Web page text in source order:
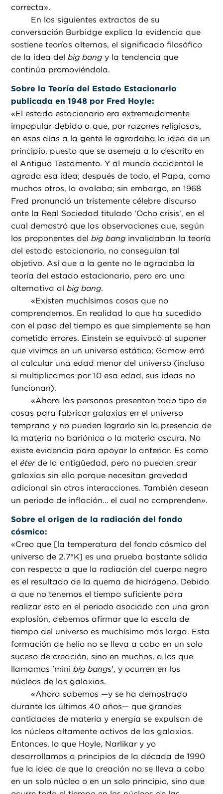
correcta».
En los siguientes extractos de su
conversación Burbidge explica la evidencia que
sostiene teorías alternas, el significado filosófico
de la idea delbig bang y la tendencia que
continúa promoviéndola.
Sobre la Teoría del Estado Estacionario
publicada en 1948 por Fred Hoyle:
«El estado estacionario era extremadamente
impopular debido a que, por razones religiosas,
en esos días a la gente le agradaba la idea de un
principio, puesto que se asemeja a lo descrito en
el Antiguo Testamento. Y al mundo occidental le
agrada esa idea; después de todo, el Papa, como
muchos otros, la avalaba; sin embargo, en 1968
Fred pronunció un tristemente célebre discurso
ante la Real Sociedad titulado ‘Ocho crisis’, en el
cual demostró que las observaciones que, según
los proponentes delbig bang invalidaban la teoría
del estado estacionario, no conseguían tal
objetivo. Así que a la gente no le agradaba la
teoría del estado estacionario, pero era una
alternativa albig bang.
«Existen muchísimas cosas que no
comprendemos. En realidad lo que ha sucedido
con el paso del tiempo es que simplemente se han
cometido errores. Einstein se equivocó al suponer
que vivimos en un universo estático; Gamow erró
al calcular una edad menor del universo (incluso
si multiplicamos por 10 esa edad, sus ideas no
funcionan).
«Ahora las personas presentan todo tipo de
cosas para fabricar galaxias en el universo
temprano y no pueden lograrlo sin la presencia de
la materia no bariónica o la materia oscura. No
existe evidencia para apoyar lo anterior. Es como
eléterde la antigüedad, pero no pueden crear
galaxias sin ello porque necesitan gravedad
adicional sin otras interacciones. También desean
un periodo de inflación… el cual no comprenden».
Sobre el origen de la radiación del fondo
cósmico:
«Creo que [la temperatura del fondo cósmico del
universo de 2.7°K] es una prueba bastante sólida
con respecto a que la radiación del cuerpo negro
es el resultado de la quema de hidrógeno. Debido
a que no tenemos el tiempo suficiente para
realizar esto en el periodo asociado con una gran
explosión, debemos afirmar que la escala de
tiempo del universo es muchísimo más larga. Esta
formación de helio no se lleva a cabo en un solo
suceso de creación, sino en muchos, a los que
llamamos 'minibig bangs', y ocurren en los
núcleos de las galaxias.
«Ahora sabemos —y se ha demostrado
durante los últimos 40 años— que grandes
cantidades de materia y energía se expulsan de
los núcleos altamente activos de las galaxias.
Entonces, lo que Hoyle, Narlikar y yo
desarrollamos a principios de la década de 1990
fue la idea de que la creación no se lleva a cabo
en un solo núcleo o en un solo principio, sino que